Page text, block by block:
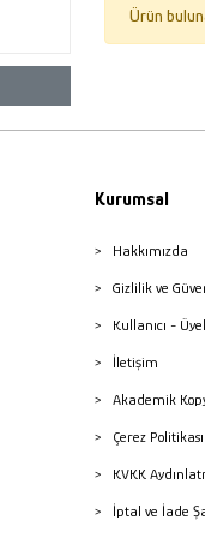
Ürün
Kurumsal
Hakkımızda
Gizlilik ve
Kullanıcı -
İletişim
Akademik
Çerez
KVKK
İptal ve İade